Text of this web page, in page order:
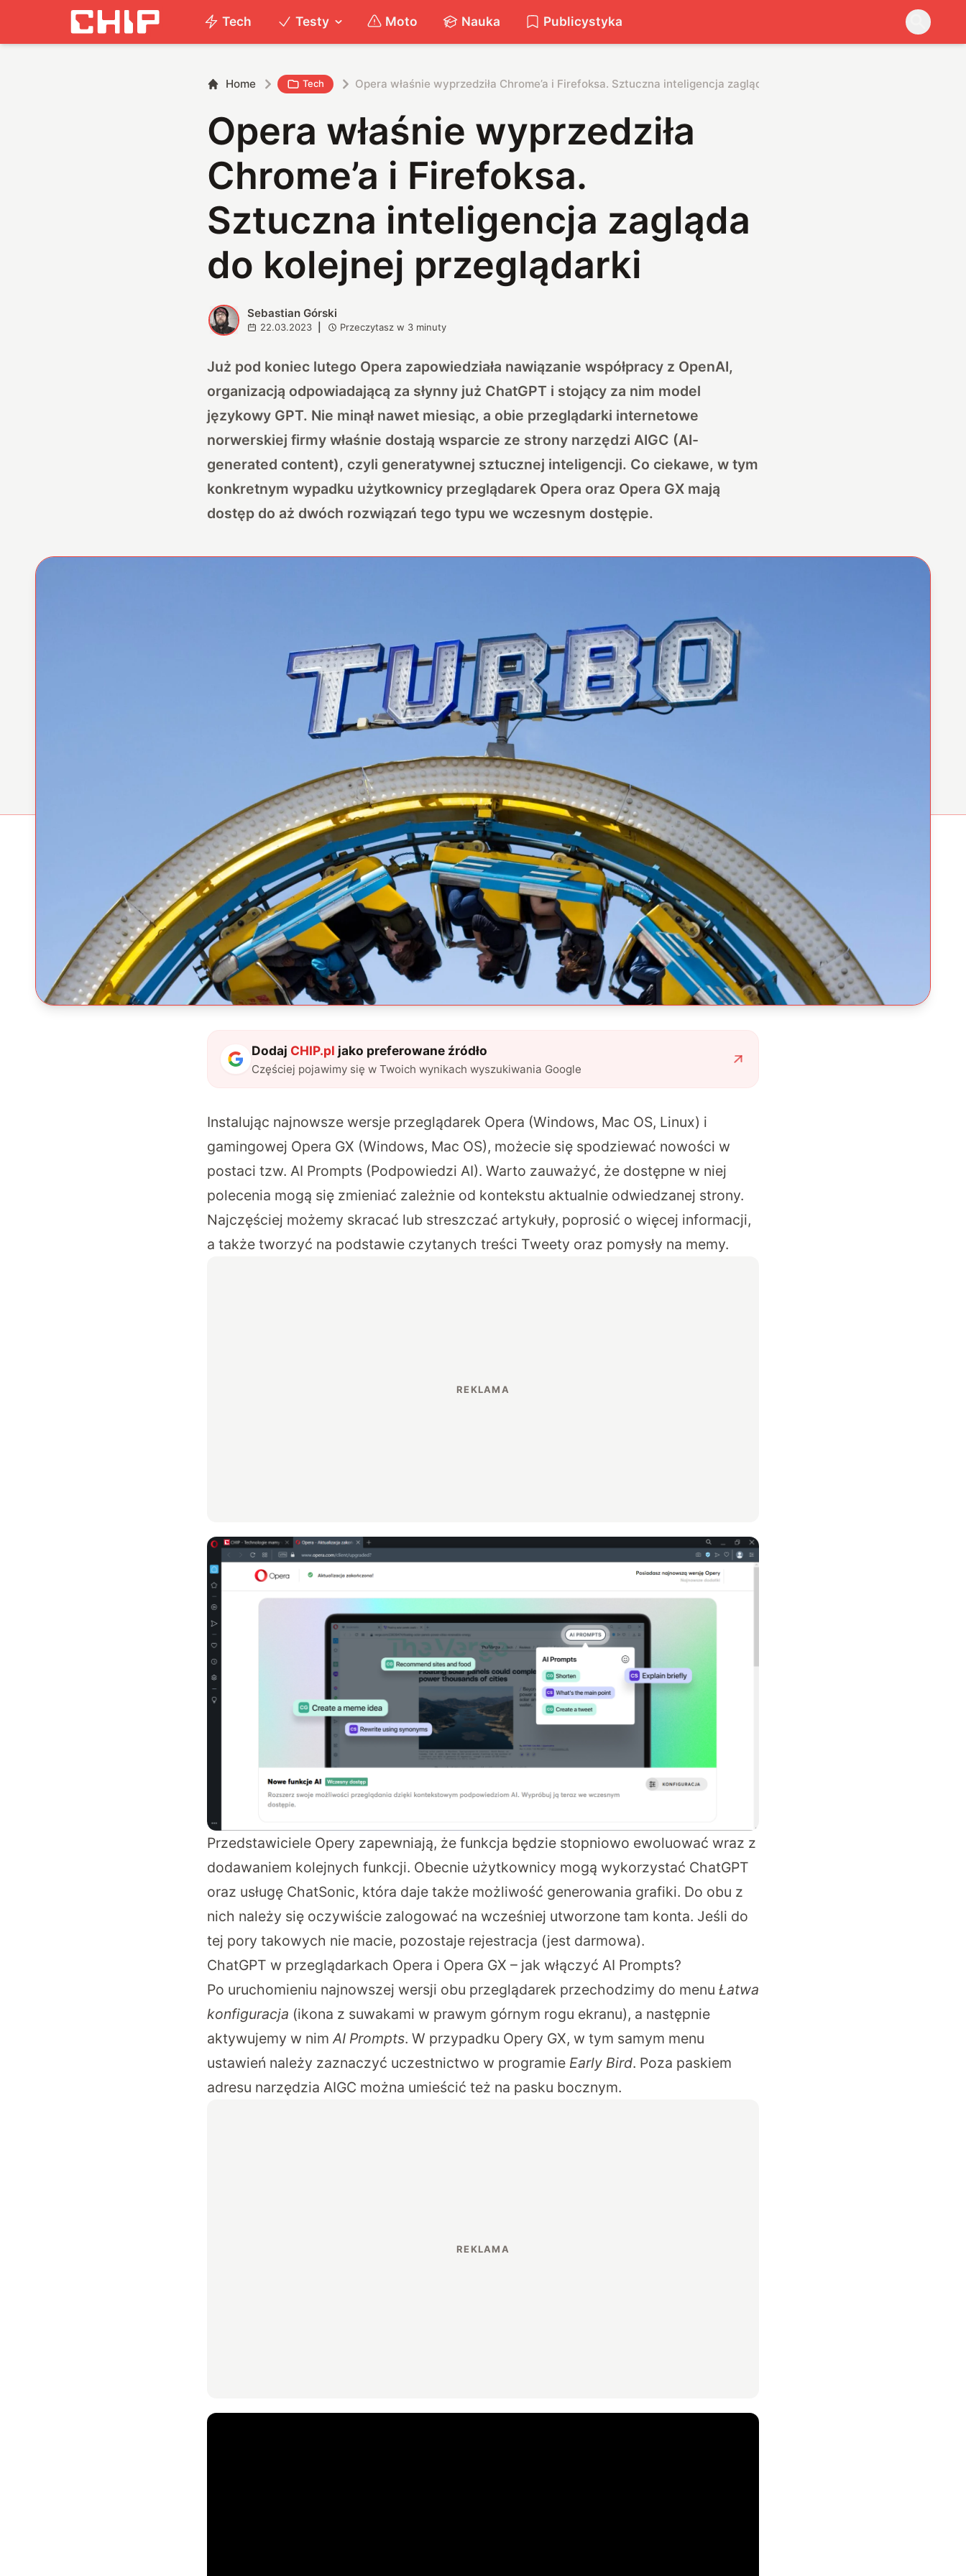
Tech Testy Moto Nauka Publicystyka
Home Tech Opera właśnie wyprzedziła Chrome’a i Firefoksa. Sztuczna inteligencja zagląda do kolejnej przeglądarki
Opera właśnie wyprzedziła
Chrome’a i Firefoksa.
Sztuczna inteligencja zagląda
do kolejnej przeglądarki
S Sebastian Górski
22.03.2023 Przeczytasz w 3 minuty
Już pod koniec lutego Opera zapowiedziała nawiązanie współpracy z OpenAI,
organizacją odpowiadającą za słynny już ChatGPT i stojący za nim model
językowy GPT. Nie minął nawet miesiąc, a obie przeglądarki internetowe
norwerskiej firmy właśnie dostają wsparcie ze strony narzędzi AIGC (AI-
generated content), czyli generatywnej sztucznej inteligencji. Co ciekawe, w tym
konkretnym wypadku użytkownicy przeglądarek Opera oraz Opera GX mają
dostęp do aż dwóch rozwiązań tego typu we wczesnym dostępie.
Dodaj CHIP.pl jako preferowane źródło
Częściej pojawimy się w Twoich wynikach wyszukiwania Google
Instalując najnowsze wersje przeglądarek Opera (Windows, Mac OS, Linux) i
gamingowej Opera GX (Windows, Mac OS), możecie się spodziewać nowości w
postaci tzw. AI Prompts (Podpowiedzi AI). Warto zauważyć, że dostępne w niej
polecenia mogą się zmieniać zależnie od kontekstu aktualnie odwiedzanej strony.
Najczęściej możemy skracać lub streszczać artykuły, poprosić o więcej informacji,
a także tworzyć na podstawie czytanych treści Tweety oraz pomysły na memy.
Przedstawiciele Opery zapewniają, że funkcja będzie stopniowo ewoluować wraz z
dodawaniem kolejnych funkcji. Obecnie użytkownicy mogą wykorzystać ChatGPT
oraz usługę ChatSonic, która daje także możliwość generowania grafiki. Do obu z
nich należy się oczywiście zalogować na wcześniej utworzone tam konta. Jeśli do
tej pory takowych nie macie, pozostaje rejestracja (jest darmowa).
ChatGPT w przeglądarkach Opera i Opera GX – jak włączyć AI Prompts?
Po uruchomieniu najnowszej wersji obu przeglądarek przechodzimy do menu Łatwa
konfiguracja (ikona z suwakami w prawym górnym rogu ekranu), a następnie
aktywujemy w nim AI Prompts. W przypadku Opery GX, w tym samym menu
ustawień należy zaznaczyć uczestnictwo w programie Early Bird. Poza paskiem
adresu narzędzia AIGC można umieścić też na pasku bocznym.